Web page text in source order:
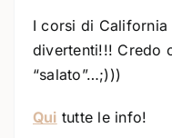
I corsi di
divertenti!!! Credo
“salato”…;)))
Qui tutte le info!